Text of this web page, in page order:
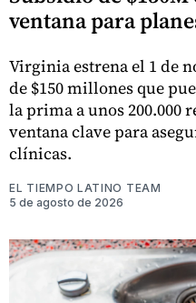
ventana para
Virginia estrena el 1 de
de $150 millones que
la prima a unos 200.000
ventana clave para
clínicas.
EL TIEMPO LATINO TEAM
5 de agosto de 2026